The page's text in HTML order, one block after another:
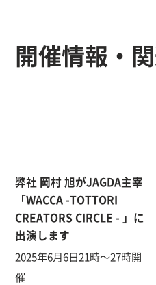
開催情報・
2025年6月6日21時〜27時開
催
弊社 岡村 旭がJAGDA主宰
「WACCA -TOTTORI
CREATORS CIRCLE - 」に
出演します